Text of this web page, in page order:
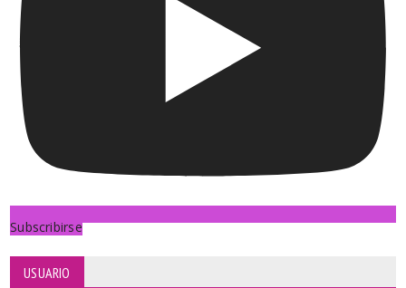
Subscribirse
USUARIO